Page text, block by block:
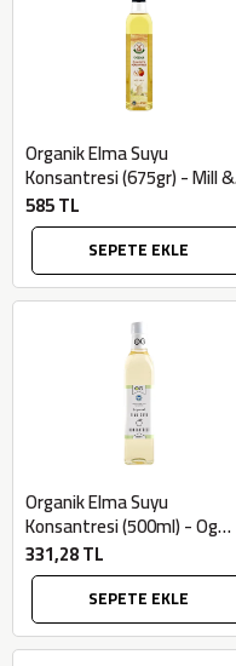
Organik Elma Suyu
Konsantresi (675gr) - Mill &
More
585 TL
SEPETE EKLE
Organik Elma Suyu
Konsantresi (500ml) - Og
Natural
331,28 TL
SEPETE EKLE